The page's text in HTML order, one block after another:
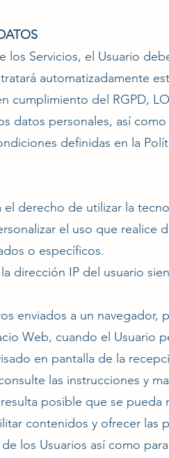
los Servicios, el Usuario
automatizadamente
cumplimiento del RGPD,
datos personales, así
definidas en la
el derecho de utilizar la
el uso que
o específicos.
dirección IP del usuario
enviados a un
Web, cuando el Usuario
en pantalla de la
las instrucciones y
posible que se
contenidos y ofrecer las
los Usuarios así como